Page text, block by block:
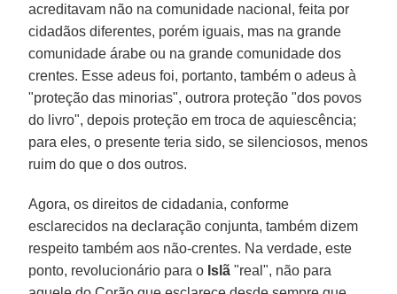
acreditavam não na comunidade nacional, feita por
cidadãos diferentes, porém iguais, mas na grande
comunidade árabe ou na grande comunidade dos
crentes. Esse adeus foi, portanto, também o adeus à
"proteção das minorias", outrora proteção "dos povos
do livro", depois proteção em troca de aquiescência;
para eles, o presente teria sido, se silenciosos, menos
ruim do que o dos outros.
Agora, os direitos de cidadania, conforme
esclarecidos na declaração conjunta, também dizem
respeito também aos não-crentes. Na verdade, este
ponto, revolucionário para o Islã "real", não para